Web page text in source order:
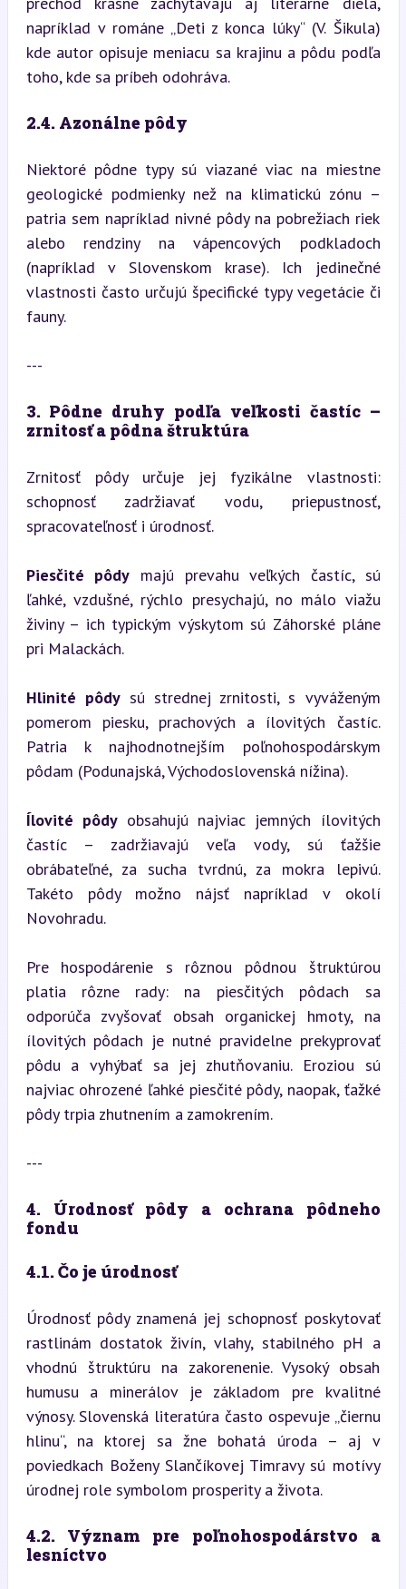
napríklad v románe „Deti z konca lúky“ (V. Šikula)
kde autor opisuje meniacu sa krajinu a pôdu podľa
toho, kde sa príbeh odohráva.
2.4. Azonálne pôdy
Niektoré pôdne typy sú viazané viac na miestne
geologické podmienky než na klimatickú zónu –
patria sem napríklad nivné pôdy na pobrežiach riek
alebo rendziny na vápencových podkladoch
(napríklad v Slovenskom krase). Ich jedinečné
vlastnosti často určujú špecifické typy vegetácie či
fauny.
---
3. Pôdne druhy podľa veľkosti častíc –
zrnitosť a pôdna štruktúra
Zrnitosť pôdy určuje jej fyzikálne vlastnosti:
schopnosť zadržiavať vodu, priepustnosť,
spracovateľnosť i úrodnosť.
Piesčité pôdy majú prevahu veľkých častíc, sú
ľahké, vzdušné, rýchlo presychajú, no málo viažu
živiny – ich typickým výskytom sú Záhorské pláne
pri Malackách.
Hlinité pôdy sú strednej zrnitosti, s vyváženým
pomerom piesku, prachových a ílovitých častíc.
Patria k najhodnotnejším poľnohospodárskym
pôdam (Podunajská, Východoslovenská nížina).
Ílovité pôdy obsahujú najviac jemných ílovitých
častíc – zadržiavajú veľa vody, sú ťažšie
obrábateľné, za sucha tvrdnú, za mokra lepivú.
Takéto pôdy možno nájsť napríklad v okolí
Novohradu.
Pre hospodárenie s rôznou pôdnou štruktúrou
platia rôzne rady: na piesčitých pôdach sa
odporúča zvyšovať obsah organickej hmoty, na
ílovitých pôdach je nutné pravidelne prekyprovať
pôdu a vyhýbať sa jej zhutňovaniu. Eroziou sú
najviac ohrozené ľahké piesčité pôdy, naopak, ťažké
pôdy trpia zhutnením a zamokrením.
---
4. Úrodnosť pôdy a ochrana pôdneho
fondu
4.1. Čo je úrodnosť
Úrodnosť pôdy znamená jej schopnosť poskytovať
rastlinám dostatok živín, vlahy, stabilného pH a
vhodnú štruktúru na zakorenenie. Vysoký obsah
humusu a minerálov je základom pre kvalitné
výnosy. Slovenská literatúra často ospevuje „čiernu
hlinu“, na ktorej sa žne bohatá úroda – aj v
poviedkach Boženy Slančíkovej Timravy sú motívy
úrodnej role symbolom prosperity a života.
4.2. Význam pre poľnohospodárstvo a
lesníctvo